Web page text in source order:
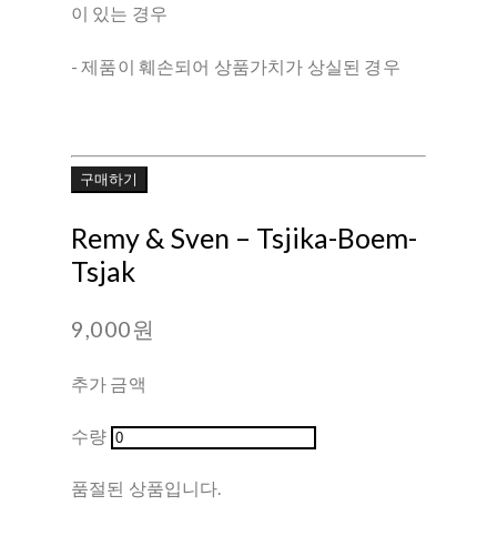
이 있는 경우
- 제품이 훼손되어 상품가치가 상실된 경우
구매하기
Remy & Sven – Tsjika-Boem-
Tsjak
9,000원
추가 금액
수량
품절된 상품입니다.